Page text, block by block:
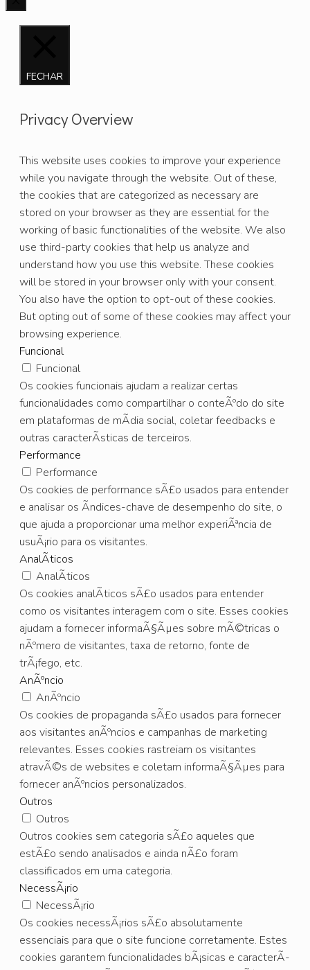
FECHAR
FECHAR
Privacy Overview
This website uses cookies to improve your experience
while you navigate through the website. Out of these,
the cookies that are categorized as necessary are
stored on your browser as they are essential for the
working of basic functionalities of the website. We also
use third-party cookies that help us analyze and
understand how you use this website. These cookies
will be stored in your browser only with your consent.
You also have the option to opt-out of these cookies.
But opting out of some of these cookies may affect your
browsing experience.
Funcional
Funcional
Os cookies funcionais ajudam a realizar certas
funcionalidades como compartilhar o conteÃºdo do site
em plataformas de mÃ­dia social, coletar feedbacks e
outras caracterÃ­sticas de terceiros.
Performance
Performance
Os cookies de performance sÃ£o usados para entender
e analisar os Ã­ndices-chave de desempenho do site, o
que ajuda a proporcionar uma melhor experiÃªncia de
usuÃ¡rio para os visitantes.
AnalÃ­ticos
AnalÃ­ticos
Os cookies analÃ­ticos sÃ£o usados para entender
como os visitantes interagem com o site. Esses cookies
ajudam a fornecer informaÃ§Ãµes sobre mÃ©tricas o
nÃºmero de visitantes, taxa de retorno, fonte de
trÃ¡fego, etc.
AnÃºncio
AnÃºncio
Os cookies de propaganda sÃ£o usados para fornecer
aos visitantes anÃºncios e campanhas de marketing
relevantes. Esses cookies rastreiam os visitantes
atravÃ©s de websites e coletam informaÃ§Ãµes para
fornecer anÃºncios personalizados.
Outros
Outros
Outros cookies sem categoria sÃ£o aqueles que
estÃ£o sendo analisados e ainda nÃ£o foram
classificados em uma categoria.
NecessÃ¡rio
NecessÃ¡rio
Os cookies necessÃ¡rios sÃ£o absolutamente
essenciais para que o site funcione corretamente. Estes
cookies garantem funcionalidades bÃ¡sicas e caracterÃ­